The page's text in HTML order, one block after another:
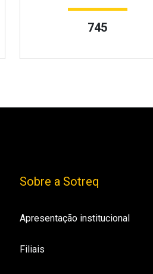
745
Sobre a Sotreq
Apresentação institucional
Filiais